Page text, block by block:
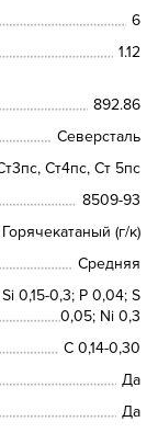
6
1.12
892.86
Северсталь
Ст4пс, Ст 5пс
8509-93
Горячекатаный (г/к)
Средняя
0,15-0,3; P 0,04; S
0,05; Ni 0,3
C 0,14-0,30
Да
Да